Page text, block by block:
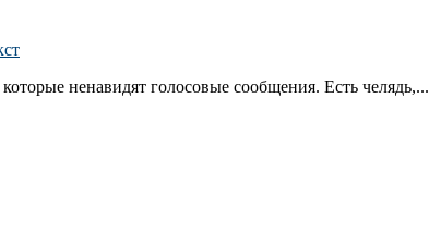
ненавидят голосовые сообщения. Есть челядь,...